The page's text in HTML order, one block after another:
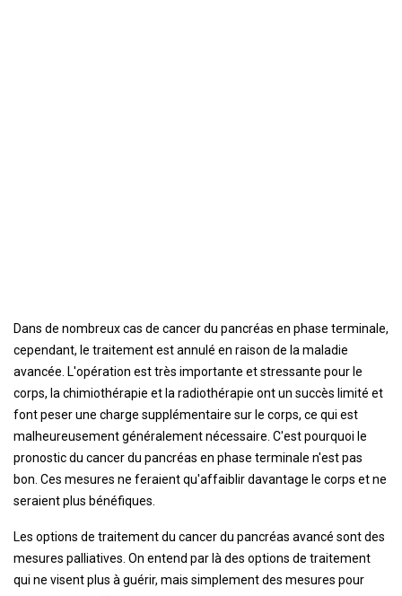
Dans de nombreux cas de cancer du pancréas en phase terminale,
cependant, le traitement est annulé en raison de la maladie
avancée. L'opération est très importante et stressante pour le
corps, la chimiothérapie et la radiothérapie ont un succès limité et
font peser une charge supplémentaire sur le corps, ce qui est
malheureusement généralement nécessaire. C'est pourquoi le
pronostic du cancer du pancréas en phase terminale n'est pas
bon. Ces mesures ne feraient qu'affaiblir davantage le corps et ne
seraient plus bénéfiques.
Les options de traitement du cancer du pancréas avancé sont des
mesures palliatives. On entend par là des options de traitement
qui ne visent plus à guérir, mais simplement des mesures pour